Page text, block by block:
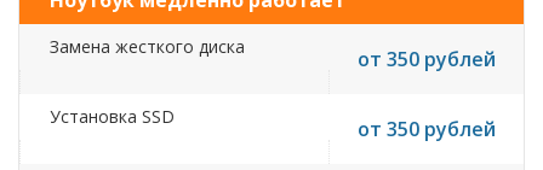
Замена жесткого диска от 350 рублей
Установка SSD от 350 рублей